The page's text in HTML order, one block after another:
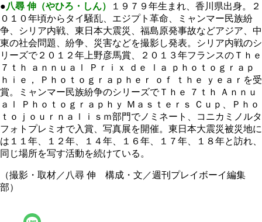
●八尋 伸（やひろ・しん）
１９７９年生まれ、香川県出身。２
０１０年頃からタイ騒乱、エジプト革命、ミャンマー民族紛
争、シリア内戦、東日本大震災、福島原発事故などアジア、中
東の社会問題、紛争、災害などを撮影し発表。シリア内戦のシ
リーズで２０１２年上野彦馬賞、２０１３年フランスのＴｈｅ
７ｔｈ ａｎｎｕａｌ Ｐｒｉｘ ｄｅ ｌａ ｐｈｏｔｏｇｒａｐ
ｈｉｅ， Ｐｈｏｔｏｇｒａｐｈｅｒ ｏｆ ｔｈｅ ｙｅａｒを受
賞。ミャンマー民族紛争のシリーズでＴｈｅ ７ｔｈ Ａｎｎｕ
ａｌ Ｐｈｏｔｏｇｒａｐｈｙ Ｍａｓｔｅｒｓ Ｃｕｐ、Ｐｈｏ
ｔｏｊｏｕｒｎａｌｉｓｍ部門でノミネート、コニカミノルタ
フォトプレミオで入賞、写真展を開催。東日本大震災被災地に
は１１年、１２年、１４年、１６年、１７年、１８年と訪れ、
同じ場所を写す活動を続けている。
（撮影・取材／八尋 伸 構成・文／週刊プレイボーイ編集
部）